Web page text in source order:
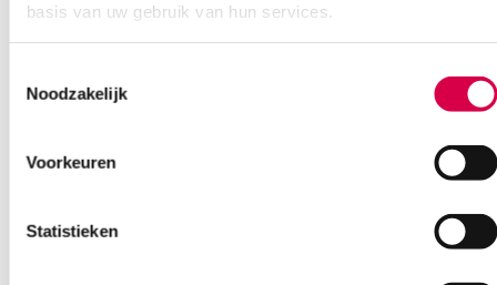
basis van uw gebruik van hun services.
Noodzakelijk
Voorkeuren
Statistieken